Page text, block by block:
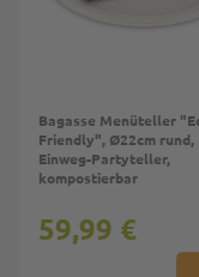
Bagasse Menüteller
Friendly", Ø22cm rund,
Einweg-Partyteller,
kompostierbar
59,99 €